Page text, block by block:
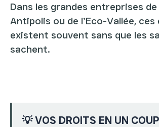
Dans les grandes entreprises de
Antipolis ou de l’Eco-Vallée,
existent souvent sans que les
sachent.
💡 VOS DROITS EN UN